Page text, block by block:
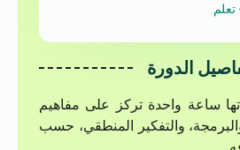
الدورة
ساعة واحدة تركز على مفاهيم
والتفكير المنطقي، حسب